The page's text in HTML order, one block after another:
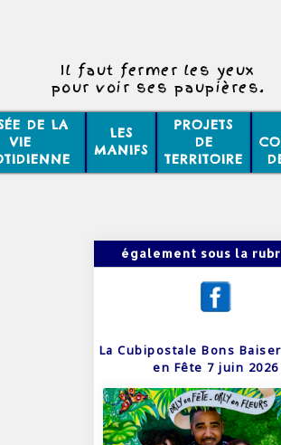
Il faut fermer les yeux
pour voir ses paupières.
DE LA
VIE
LES
MANIFS
PROJETS
DE
TERRITOIRE
également sous la
La Cubipostale Bons
en Fête 7 juin 2026